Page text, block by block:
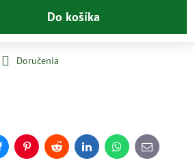
Do košíka
Doručenia
PinterestReddit LinkedInWhatsApp
E-
mail